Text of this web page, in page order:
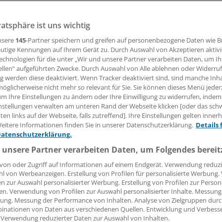
will Versicherten helfen, zeitnah einen Termin bei einer
zu erhalten. Dafür stehen auch Klinikambulanzen
zur Verfügung.
11:30 Uhr
will ihre Versicherten im Ruhrgebiet bei der
unterstützen. Über einen neuen telefonischen Service
Untersuchungstermin in der Ambulanz eines von neun
des Knappschafts-Verbunds erhalten.
betont, dass bei dem Angebot zunächst die
Ärztinnen und Ärzten im Vordergrund steht. „Nur in
in denen im niedergelassenen Bereich kein zeitnaher
ist uns wichtig
145-Partner speichern und greifen auf personenbezogene Daten wie
Kennungen auf Ihrem Gerät zu. Durch Auswahl von Akzeptieren
für die unter „Wir und unsere Partner verarbeiten Daten, um
aufgeführten Zwecke. Durch Auswahl von Alle ablehnen oder
werden diese deaktiviert. Wenn Tracker deaktiviert sind, sind manche
nicht mehr so relevant für Sie. Sie können dieses Menü
Ihre Einstellungen zu ändern oder Ihre Einwilligung zu widerrufen, indem
verwalten am unteren Rand der Webseite klicken [oder das
links auf der Webseite, falls zutreffend]. Ihre Einstellungen gelten
Informationen finden Sie in unserer Datenschutzerklärung. Details
Partner verarbeiten Daten, um Folgendes
oder Zugriff auf Informationen auf einem Endgerät. Verwendung
von Werbeanzeigen. Erstellung von Profilen für personalisierte
zur Auswahl personalisierter Werbung. Erstellung von Profilen zur
Verwendung von Profilen zur Auswahl personalisierter Inhalte.
Messung der Performance von Inhalten. Analyse von Zielgruppen
von Daten aus verschiedenen Quellen. Entwicklung und
reduzierter Daten zur Auswahl von Inhalten.